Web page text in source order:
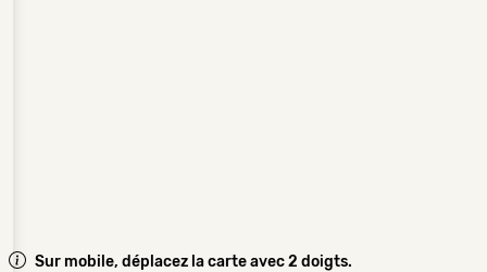
Sur mobile, déplacez la carte avec 2 doigts.